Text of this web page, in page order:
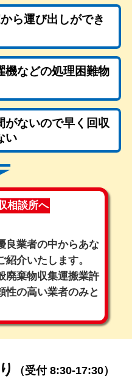
ら運び出しができ
機などの処理困難物
がないので早く回収
い
相談所へ
良業者の中からあな
介いたします。
廃棄物収集運搬業許
性の高い業者のみと
（受付 8:30-17:30）